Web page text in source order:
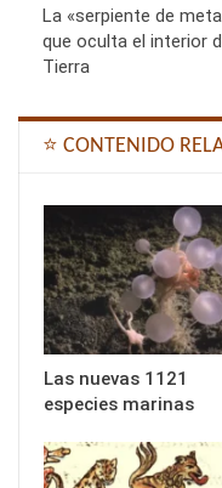
La «serpiente de
que oculta el interior
Tierra
⭐ CONTENIDO
Las nuevas 1121
especies marinas